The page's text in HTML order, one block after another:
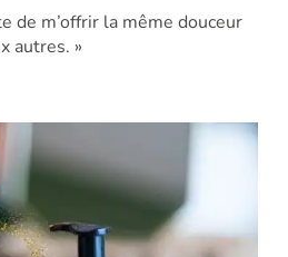
de m’offrir la même douceur
autres. »